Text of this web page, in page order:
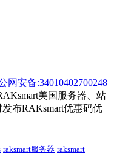
网安备:34010402700248
美国服务器、站
布RAKsmart优惠码优
raksmart服务器 raksmart